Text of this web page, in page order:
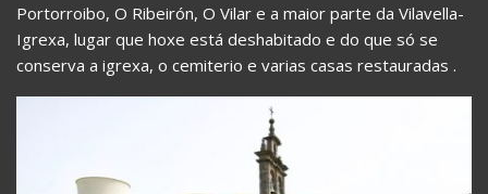
Portorroibo, O Ribeirón, O Vilar e a maior parte da Vilavella-
Igrexa, lugar que hoxe está deshabitado e do que só se
conserva a igrexa, o cemiterio e varias casas restauradas .